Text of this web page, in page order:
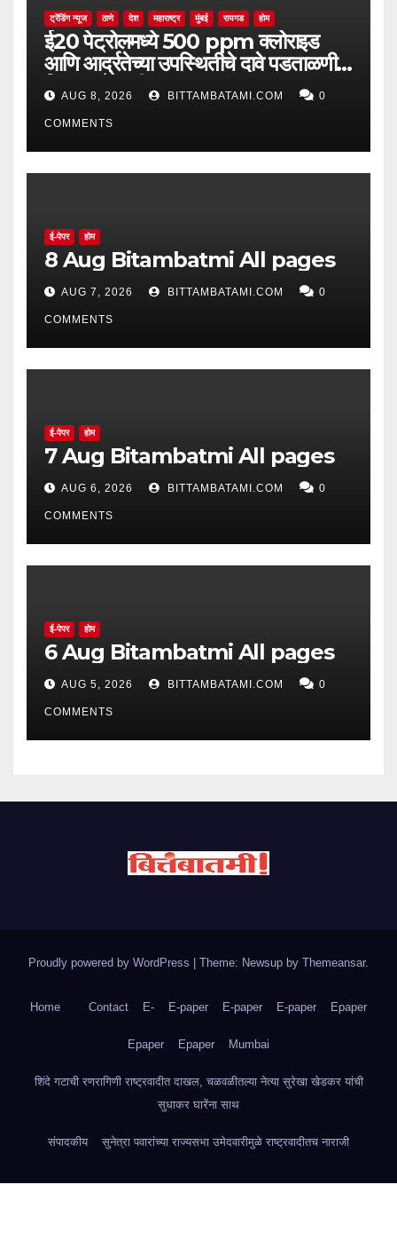
ट्रेंडिंग न्यूज ठाणे देश महाराष्ट्र मुंबई रायगड होम
ई20 पेट्रोलमध्ये 500 ppm क्लोराइड
आणि आर्द्रतेच्या उपस्थितीचे दावे पडताळणीत
सिद्ध झाले नाहीत
AUG 8, 2026 BITTAMBATAMI.COM 0
COMMENTS
ई-पेपर होम
8 Aug Bitambatmi All pages
AUG 7, 2026 BITTAMBATAMI.COM 0
COMMENTS
ई-पेपर होम
7 Aug Bitambatmi All pages
AUG 6, 2026 BITTAMBATAMI.COM 0
COMMENTS
ई-पेपर होम
6 Aug Bitambatmi All pages
AUG 5, 2026 BITTAMBATAMI.COM 0
COMMENTS
Proudly powered by WordPress | Theme: Newsup by Themeansar.
Home Contact E- E-paper E-paper E-paper Epaper
Epaper Epaper Mumbai
शिंदे गटाची रणरागिणी राष्ट्रवादीत दाखल, चळवळीतल्या नेत्या सुरेखा खेडकर यांची
सुधाकर घारेंना साथ
संपादकीय सुनेत्रा पवारांच्या राज्यसभा उमेदवारीमुळे राष्ट्रवादीतच नाराजी